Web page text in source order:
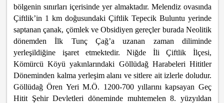
bölgenin sınırları içerisinde yer almaktadır. Melendiz ovasında
Çiftlik’in 1 km doğusundaki Çiftlik Tepecik Buluntu yerinde
saptanan çanak, çömlek ve Obsidiyen gereçler burada Neolitik
dönemden İlk Tunç Çağ’a uzanan zaman diliminde
yerleşildiğine işaret etmektedir. Niğde İli Çiftlik İlçesi,
Kömürcü Köyü yakınlarındaki Göllüdağ Harabeleri Hititler
Döneminden kalma yerleşim alanı ve sitlere ait izlerle doludur.
Göllüdağ Ören Yeri M.Ö. 1200-700 yıllarını kapsayan Geç
Hitit Şehir Devletleri döneminde muhtemelen 8. yüzyıldan